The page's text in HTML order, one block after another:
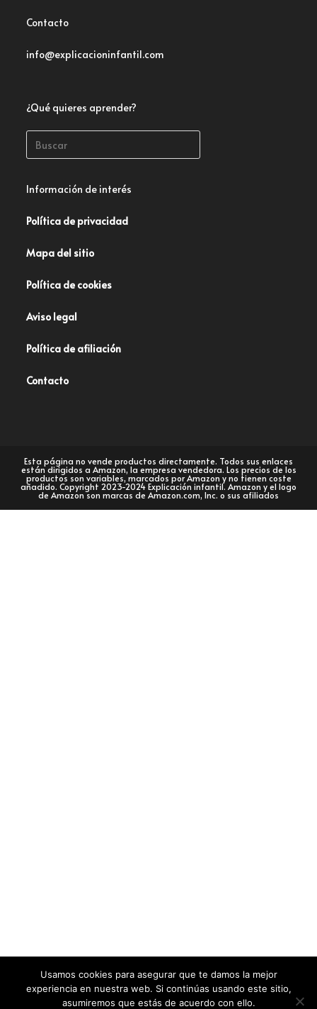
Contacto
info@explicacioninfantil.com
¿Qué quieres aprender?
Información de interés
Política de privacidad
Mapa del sitio
Política de cookies
Aviso legal
Política de afiliación
Contacto
Esta página no vende productos directamente. Todos sus enlaces
están dirigidos a Amazon, la empresa vendedora. Los precios de los
productos son variables, marcados por Amazon y no tienen coste
añadido. Copyright 2023-2024 Explicación infantil. Amazon y el logo
de Amazon son marcas de Amazon.com, Inc. o sus afiliados
Usamos cookies para asegurar que te damos la mejor
experiencia en nuestra web. Si continúas usando este sitio,
asumiremos que estás de acuerdo con ello.